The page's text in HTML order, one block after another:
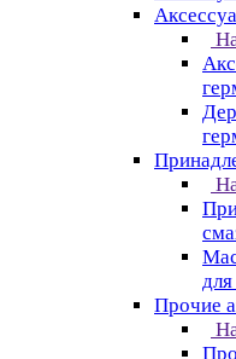
Прочие